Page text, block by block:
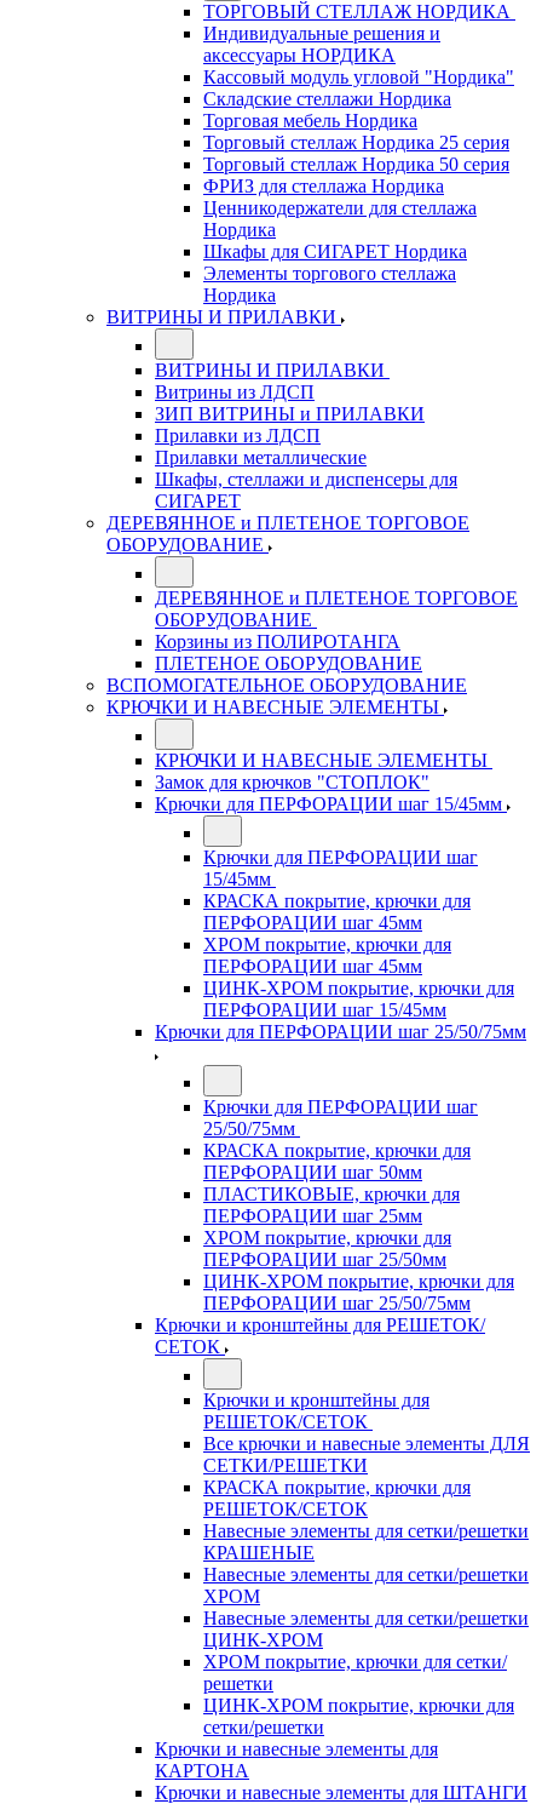
ТОРГОВЫЙ СТЕЛЛАЖ НОРДИКА
Индивидуальные решения и
аксессуары НОРДИКА
Кассовый модуль угловой "Нордика"
Складские стеллажи Нордика
Торговая мебель Нордика
Торговый стеллаж Нордика 25 серия
Торговый стеллаж Нордика 50 серия
ФРИЗ для стеллажа Нордика
Ценникодержатели для стеллажа
Нордика
Шкафы для СИГАРЕТ Нордика
Элементы торгового стеллажа
Нордика
ВИТРИНЫ И ПРИЛАВКИ
ВИТРИНЫ И ПРИЛАВКИ
Витрины из ЛДСП
ЗИП ВИТРИНЫ и ПРИЛАВКИ
Прилавки из ЛДСП
Прилавки металлические
Шкафы, стеллажи и диспенсеры для
СИГАРЕТ
ДЕРЕВЯННОЕ и ПЛЕТЕНОЕ ТОРГОВОЕ
ОБОРУДОВАНИЕ
ДЕРЕВЯННОЕ и ПЛЕТЕНОЕ ТОРГОВОЕ
ОБОРУДОВАНИЕ
Корзины из ПОЛИРОТАНГА
ПЛЕТЕНОЕ ОБОРУДОВАНИЕ
ВСПОМОГАТЕЛЬНОЕ ОБОРУДОВАНИЕ
КРЮЧКИ И НАВЕСНЫЕ ЭЛЕМЕНТЫ
КРЮЧКИ И НАВЕСНЫЕ ЭЛЕМЕНТЫ
Замок для крючков "СТОПЛОК"
Крючки для ПЕРФОРАЦИИ шаг 15/45мм
Крючки для ПЕРФОРАЦИИ шаг
15/45мм
КРАСКА покрытие, крючки для
ПЕРФОРАЦИИ шаг 45мм
ХРОМ покрытие, крючки для
ПЕРФОРАЦИИ шаг 45мм
ЦИНК-ХРОМ покрытие, крючки для
ПЕРФОРАЦИИ шаг 15/45мм
Крючки для ПЕРФОРАЦИИ шаг 25/50/75мм
Крючки для ПЕРФОРАЦИИ шаг
25/50/75мм
КРАСКА покрытие, крючки для
ПЕРФОРАЦИИ шаг 50мм
ПЛАСТИКОВЫЕ, крючки для
ПЕРФОРАЦИИ шаг 25мм
ХРОМ покрытие, крючки для
ПЕРФОРАЦИИ шаг 25/50мм
ЦИНК-ХРОМ покрытие, крючки для
ПЕРФОРАЦИИ шаг 25/50/75мм
Крючки и кронштейны для РЕШЕТОК/
СЕТОК
Крючки и кронштейны для
РЕШЕТОК/СЕТОК
Все крючки и навесные элементы ДЛЯ
СЕТКИ/РЕШЕТКИ
КРАСКА покрытие, крючки для
РЕШЕТОК/СЕТОК
Навесные элементы для сетки/решетки
КРАШЕНЫЕ
Навесные элементы для сетки/решетки
ХРОМ
Навесные элементы для сетки/решетки
ЦИНК-ХРОМ
ХРОМ покрытие, крючки для сетки/
решетки
ЦИНК-ХРОМ покрытие, крючки для
сетки/решетки
Крючки и навесные элементы для
КАРТОНА
Крючки и навесные элементы для ШТАНГИ